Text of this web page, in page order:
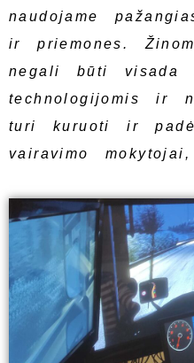
naudojame
ir priemones.
negali būti visada
technologijomis ir
turi kuruoti ir
vairavimo